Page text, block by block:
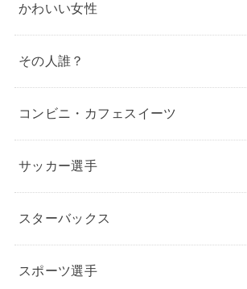
かわいい女性
その人誰？
コンビニ・カフェスイーツ
サッカー選手
スターバックス
スポーツ選手